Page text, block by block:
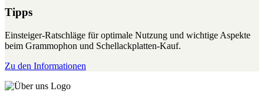
Tipps
Einsteiger-Ratschläge für optimale Nutzung und wichtige Aspekte
beim Grammophon und Schellackplatten-Kauf.
Zu den Informationen